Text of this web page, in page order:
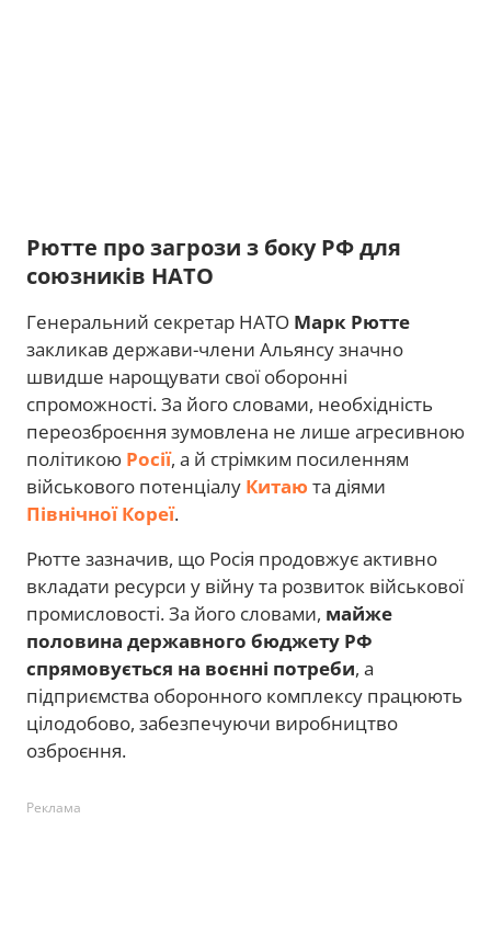
Рютте про загрози з боку РФ для
союзників НАТО
Генеральний секретар НАТО Марк Рютте
закликав держави-члени Альянсу значно
швидше нарощувати свої оборонні
спроможності. За його словами, необхідність
переозброєння зумовлена не лише агресивною
політикою Росії, а й стрімким посиленням
військового потенціалу Китаю та діями
Північної Кореї.
Рютте зазначив, що Росія продовжує активно
вкладати ресурси у війну та розвиток військової
промисловості. За його словами, майже
половина державного бюджету РФ
спрямовується на воєнні потреби, а
підприємства оборонного комплексу працюють
цілодобово, забезпечуючи виробництво
озброєння.
Реклама